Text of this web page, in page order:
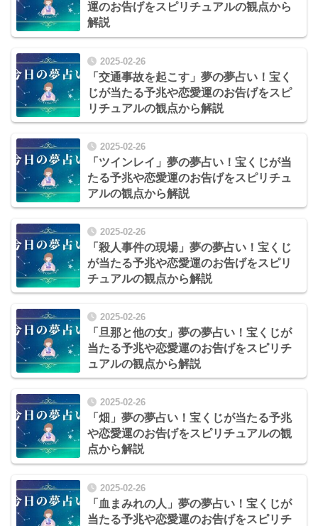
運のお告げをスピリチュアルの観点から
解説
2025-02-26
「交通事故を起こす」夢の夢占い！宝く
じが当たる予兆や恋愛運のお告げをスピ
リチュアルの観点から解説
2025-02-26
「ツインレイ」夢の夢占い！宝くじが当
たる予兆や恋愛運のお告げをスピリチュ
アルの観点から解説
2025-02-26
「殺人事件の現場」夢の夢占い！宝くじ
が当たる予兆や恋愛運のお告げをスピリ
チュアルの観点から解説
2025-02-26
「旦那と他の女」夢の夢占い！宝くじが
当たる予兆や恋愛運のお告げをスピリチ
ュアルの観点から解説
2025-02-26
「畑」夢の夢占い！宝くじが当たる予兆
や恋愛運のお告げをスピリチュアルの観
点から解説
2025-02-26
「血まみれの人」夢の夢占い！宝くじが
当たる予兆や恋愛運のお告げをスピリチ